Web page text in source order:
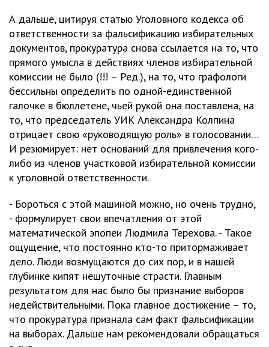
А дальше, цитируя статью Уголовного кодекса об
ответственности за фальсификацию избирательных
документов, прокуратура снова ссылается на то, что
прямого умысла в действиях членов избирательной
комиссии не было (!!! – Ред.), на то, что графологи
бессильны определить по одной-единственной
галочке в бюллетене, чьей рукой она поставлена, на
то, что председатель УИК Александра Колпина
отрицает свою «руководящую роль» в голосовании…
И резюмирует: нет оснований для привлечения кого-
либо из членов участковой избирательной комиссии
к уголовной ответственности.
- Бороться с этой машиной можно, но очень трудно,
- формулирует свои впечатления от этой
математической эпопеи Людмила Терехова. - Такое
ощущение, что постоянно кто-то притормаживает
дело. Люди возмущаются до сих пор, и в нашей
глубинке кипят нешуточные страсти. Главным
результатом для нас было бы признание выборов
недействительными. Пока главное достижение – то,
что прокуратура признала сам факт фальсификации
на выборах. Дальше нам рекомендовали обращаться